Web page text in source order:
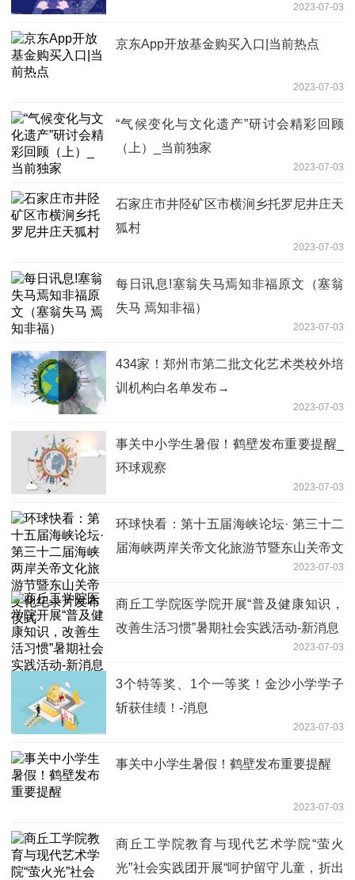
2023-07-03
京东App开放基金购买入口|当前热点
2023-07-03
“气候变化与文化遗产”研讨会精彩回顾
（上）_当前独家
2023-07-03
石家庄市井陉矿区市横涧乡托罗尼井庄天
狐村
2023-07-03
每日讯息!塞翁失马焉知非福原文（塞翁
失马 焉知非福）
2023-07-03
434家！郑州市第二批文化艺术类校外培
训机构白名单发布→
2023-07-03
事关中小学生暑假！鹤壁发布重要提醒_
环球观察
2023-07-03
环球快看：第十五届海峡论坛· 第三十二
届海峡两岸关帝文化旅游节暨东山关帝文
2023-07-03
商丘工学院医学院开展“普及健康知识，
改善生活习惯”暑期社会实践活动-新消息
2023-07-03
3个特等奖、1个一等奖！金沙小学学子
斩获佳绩！-消息
2023-07-03
事关中小学生暑假！鹤壁发布重要提醒
2023-07-03
商丘工学院教育与现代艺术学院“萤火
光”社会实践团开展“呵护留守儿童，折出